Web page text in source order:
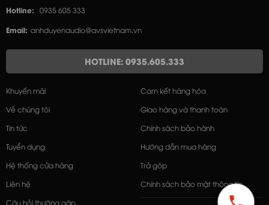
Hotline: 0935 605 333
Email: anhduyenaudio@avsvietnam.vn
HOTLINE: 0935.605.333
Khuyến mãi
Về chúng tôi
Tin tức
Tuyển dụng
Hệ thống cửa hàng
Liên hệ
Cam kết hàng hóa
Giao hàng và thanh toán
Chính sách bảo hành
Hướng dẫn mua hàng
Trả góp
Chính sách bảo mật thông tin